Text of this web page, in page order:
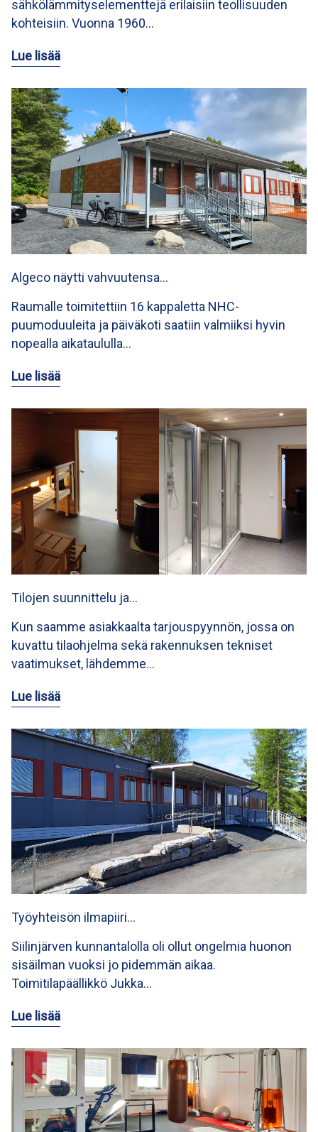
sähkölämmityselementtejä erilaisiin teollisuuden
kohteisiin. Vuonna 1960…
Lue lisää
Algeco näytti vahvuutensa…
Raumalle toimitettiin 16 kappaletta NHC-
puumoduuleita ja päiväkoti saatiin valmiiksi hyvin
nopealla aikataululla…
Lue lisää
Tilojen suunnittelu ja…
Kun saamme asiakkaalta tarjouspyynnön, jossa on
kuvattu tilaohjelma sekä rakennuksen tekniset
vaatimukset, lähdemme…
Lue lisää
Työyhteisön ilmapiiri…
Siilinjärven kunnantalolla oli ollut ongelmia huonon
sisäilman vuoksi jo pidemmän aikaa.
Toimitilapäällikkö Jukka…
Lue lisää